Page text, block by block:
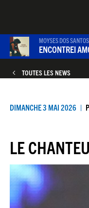
principal
MOYSES DOS SANTOS
ENCONTREI
TOUTES LES NEWS
DIMANCHE 3 MAI 2026
LE